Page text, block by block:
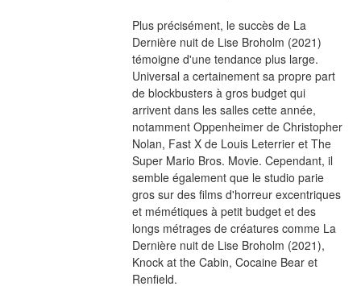
Plus précisément, le succès de La
Dernière nuit de Lise Broholm (2021)
témoigne d'une tendance plus large.
Universal a certainement sa propre part
de blockbusters à gros budget qui
arrivent dans les salles cette année,
notamment Oppenheimer de Christopher
Nolan, Fast X de Louis Leterrier et The
Super Mario Bros. Movie. Cependant, il
semble également que le studio parie
gros sur des films d'horreur excentriques
et mémétiques à petit budget et des
longs métrages de créatures comme La
Dernière nuit de Lise Broholm (2021),
Knock at the Cabin, Cocaine Bear et
Renfield.